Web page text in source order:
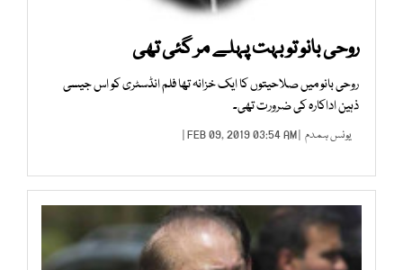
روحی بانو تو بہت پہلے مر گئی تھی
روحی بانو میں صلاحیتوں کا ایک خزانہ تھا فلم انڈسٹری کو اس جیسی
ذہین اداکارہ کی ضرورت تھی۔
یونس ہمدم | FEB 09, 2019 03:54 AM |